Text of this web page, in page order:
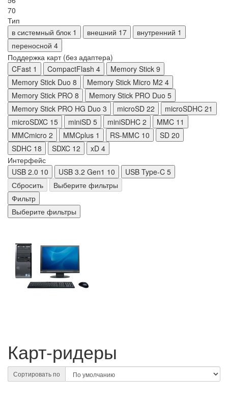
70
Тип
в системный блок 1 внешний 17 внутренний 1
переносной 4
Поддержка карт (без адаптера)
CFast 1 CompactFlash 4 Memory Stick 9
Memory Stick Duo 8 Memory Stick Micro M2 4
Memory Stick PRO 8 Memory Stick PRO Duo 5
Memory Stick PRO HG Duo 3 microSD 22 microSDHC 21
microSDXC 15 miniSD 5 miniSDHC 2 MMC 11
MMCmicro 2 MMCplus 1 RS-MMC 10 SD 20
SDHC 18 SDXC 12 xD 4
Интерфейс
USB 2.0 10 USB 3.2 Gen1 10 USB Type-C 5
Сбросить
Выберите фильтры
Фильтр
Выберите фильтры
Карт-ридеры
Сортировать по